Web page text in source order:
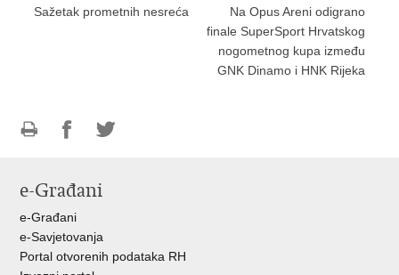
Sažetak prometnih nesreća
Na Opus Areni odigrano
finale SuperSport Hrvatskog
nogometnog kupa između
GNK Dinamo i HNK Rijeka
FacebookuTwitteru
e-Građani
e-Građani
e-Savjetovanja
Portal otvorenih podataka RH